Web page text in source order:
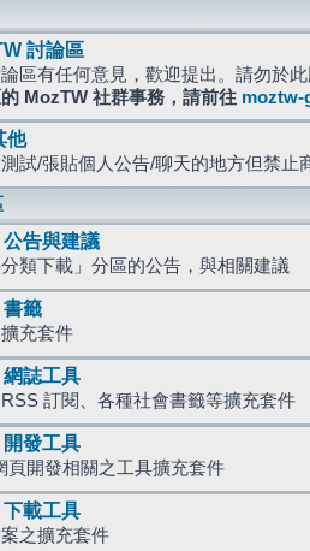
討論區
區有任何意見，歡迎提出。請勿於
MozTW 社群事務，請前往 moztw-
他
試/張貼個人公告/聊天的地方但禁止
告與建議
分類下載」分區的公告，與相關建議
書籤
充套件
誌工具
訂閱、各種社會書籤等擴充套件
發工具
頁開發相關之工具擴充套件
載工具
之擴充套件